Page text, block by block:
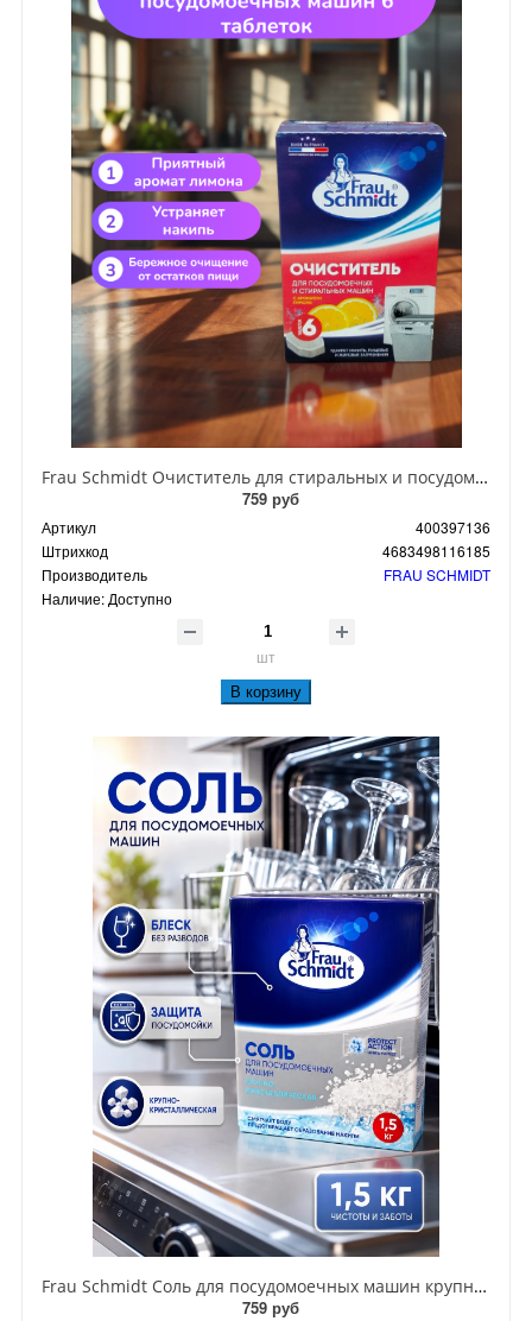
Frau Schmidt Очиститель для стиральных и посудомоечных машин 6 таблеток
759 руб
Артикул
400397136
Штрихкод
4683498116185
Производитель
FRAU SCHMIDT
Наличие: Доступно
шт
В корзину
Frau Schmidt Соль для посудомоечных машин крупнокристаллическая 1,5 кг
759 руб